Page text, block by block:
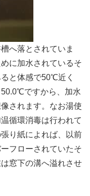
へ落とされていま
に加水されているそ
と体感で50℃近く
ですから、加水
されます。なお湯使
循環消毒は行われて
り紙によれば、以前
フローされていたそ
窓下の溝へ溢れさせ